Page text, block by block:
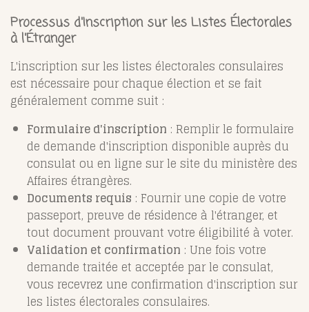
Processus d'Inscription sur les Listes Électorales
à l'Étranger
L'inscription sur les listes électorales consulaires
est nécessaire pour chaque élection et se fait
généralement comme suit :
Formulaire d'inscription : Remplir le formulaire
de demande d'inscription disponible auprès du
consulat ou en ligne sur le site du ministère des
Affaires étrangères.
Documents requis : Fournir une copie de votre
passeport, preuve de résidence à l'étranger, et
tout document prouvant votre éligibilité à voter.
Validation et confirmation : Une fois votre
demande traitée et acceptée par le consulat,
vous recevrez une confirmation d'inscription sur
les listes électorales consulaires.